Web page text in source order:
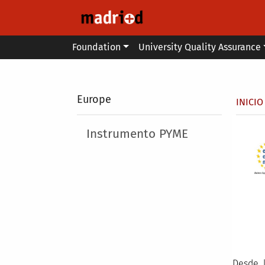
Main menu
Foundation University Quality Assurance
Europe INICIO
Main menu
Instrumento PYME